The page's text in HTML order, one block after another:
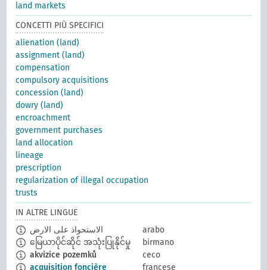
land markets
CONCETTI PIÙ SPECIFICI
alienation (land)
assignment (land)
compensation
compulsory acquisitions
concession (land)
dowry (land)
encroachment
government purchases
land allocation
lineage
prescription
regularization of illegal occupation
trusts
IN ALTRE LINGUE
الاستحواذ على الارض
arabo
မြေယာပိုင်ဆိုင် အသုံးပြုနိုင်မှု
birmano
akvizice pozemků
ceco
acquisition foncière
francese